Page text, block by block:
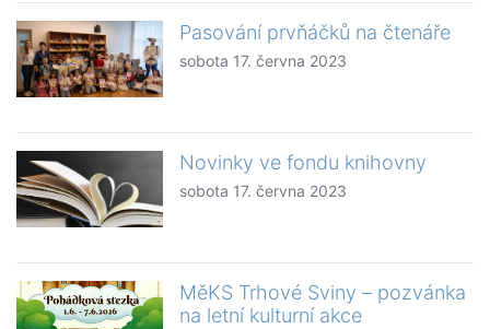
Pasování prvňáčků na čtenáře
sobota 17. června 2023
Novinky ve fondu knihovny
sobota 17. června 2023
MěKS Trhové Sviny – pozvánka
na letní kulturní akce